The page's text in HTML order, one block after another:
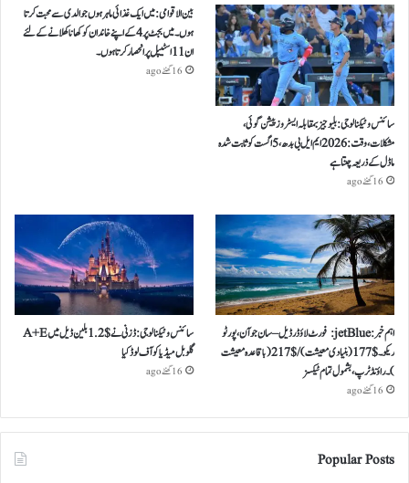
سائنس و ٹیکنالوجی: بلیو جیز بمقابلہ ایسٹروز پیشن گوئی،
مشکلات، وقت: 2026 ایم ایل بی بدھ، 5 اگست کو ثابت شدہ
ماڈل کے ذریعہ چنتا ہے
16 گھنٹے ago
بین الاقوامی: میں ایک غذائی ماہر ہوں جو الدی سے محبت کرتا
ہوں ۔ میں بجٹ پر 4 کے اپنے خاندان کو کھانا کھلانے کے لئے
ان 11 اسٹیپل پر انحصار کرتا ہوں ۔
16 گھنٹے ago
اہم خبر: jetBlue: فورٹ لاؤڈرڈیل – سان جوآن، پورٹو
ریکو ۔ $ 177 (بنیادی معیشت) / $ 217 (باقاعدہ معیشت
)۔ راؤنڈ ٹرپ، بشمول تمام ٹیکسز
16 گھنٹے ago
سائنس و ٹیکنالوجی: ڈزنی نے $ 1.2 بلین ڈیل میں A+E
گلوبل میڈیا کو آف لوڈ کیا
16 گھنٹے ago
Popular Posts